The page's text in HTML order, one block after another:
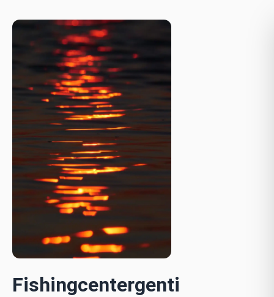
Fishingcentergenti